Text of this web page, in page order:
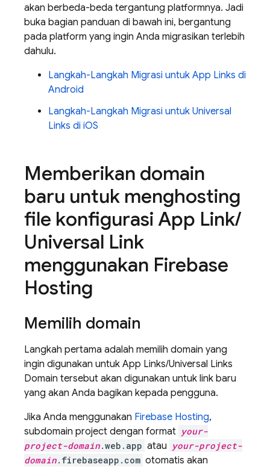
akan berbeda-beda tergantung platformnya. Jadi
buka bagian panduan di bawah ini, bergantung
pada platform yang ingin Anda migrasikan terlebih
dahulu.
Langkah-Langkah Migrasi untuk App Links di
Android
Langkah-Langkah Migrasi untuk Universal
Links di iOS
Memberikan domain
baru untuk menghosting
file konfigurasi App Link/
Universal Link
menggunakan Firebase
Hosting
Memilih domain
Langkah pertama adalah memilih domain yang
ingin digunakan untuk App Links/Universal Links
Domain tersebut akan digunakan untuk link baru
yang akan Anda bagikan kepada pengguna.
Jika Anda menggunakan Firebase Hosting,
subdomain project dengan format your-
project-domain.web.app atau your-project-
domain.firebaseapp.com otomatis akan